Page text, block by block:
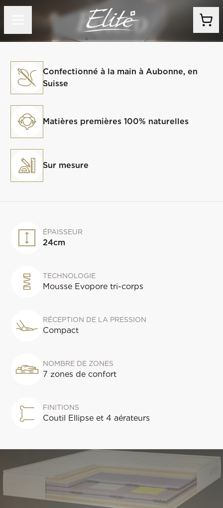
Bolero
Confectionné à la main à Aubonne, en
Suisse
Matières premières 100% naturelles
Sur mesure
ÉPAISSEUR
24cm
TECHNOLOGIE
Mousse Evopore tri-corps
RÉCEPTION DE LA PRESSION
Compact
NOMBRE DE ZONES
7 zones de confort
FINITIONS
Coutil Ellipse et 4 aérateurs